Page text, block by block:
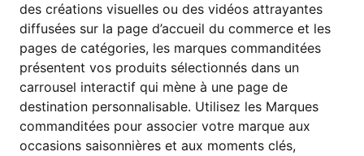
des créations visuelles ou des vidéos attrayantes
diffusées sur la page d’accueil du commerce et les
pages de catégories, les marques commanditées
présentent vos produits sélectionnés dans un
carrousel interactif qui mène à une page de
destination personnalisable. Utilisez les Marques
commanditées pour associer votre marque aux
occasions saisonnières et aux moments clés,